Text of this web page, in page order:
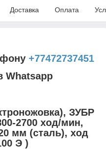
Доставка Оплата
+77472737451
Whatsapp
ЗУБР
2700 ход/мин,
мм (сталь), ход
Э )